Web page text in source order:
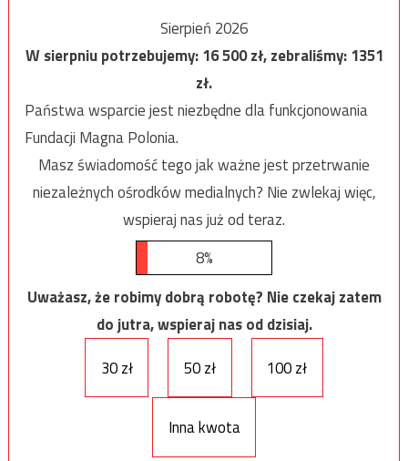
Sierpień 2026
W sierpniu potrzebujemy:16 500zł, zebraliśmy:1351
zł.
Państwa wsparcie jest niezbędne dla funkcjonowania
Fundacji Magna Polonia.
Masz świadomość tego jak ważne jest przetrwanie
niezależnych ośrodków medialnych? Nie zwlekaj więc,
wspieraj nas już od teraz.
8%
Uważasz, że robimy dobrą robotę? Nie czekaj zatem
do jutra, wspieraj nas od dzisiaj.
30 zł
50 zł 100 zł
Inna kwota